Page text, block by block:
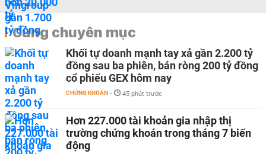
Cùng chuyên mục
Khối tự doanh mạnh tay xả gần 2.200 tỷ
đồng sau ba phiên, bán ròng 200 tỷ đồng
cổ phiếu GEX hôm nay
CHỨNG KHOÁN - 45 phút trước
Hơn 227.000 tài khoản gia nhập thị
trường chứng khoán trong tháng 7 biến
động